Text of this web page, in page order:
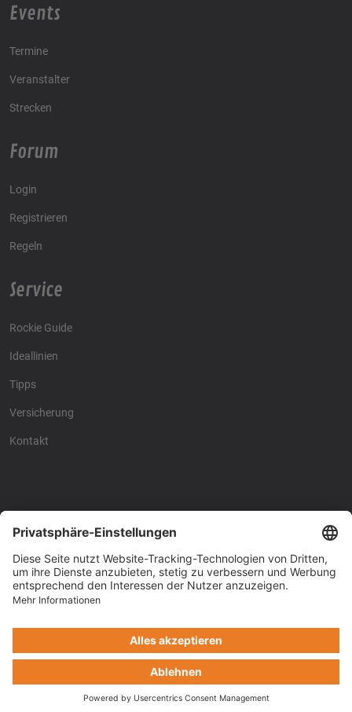
Events
Termine
Veranstalter
Strecken
Forum
Login
Registrieren
Regeln
Service
Rockie Guide
Ideallinien
Tipps
Versicherung
Kontakt
Racing4fun - Alles über
Racing4fun - Alles über
Copyright © Racing4Fun 2024 Impressum
Cookie-Einstellungen